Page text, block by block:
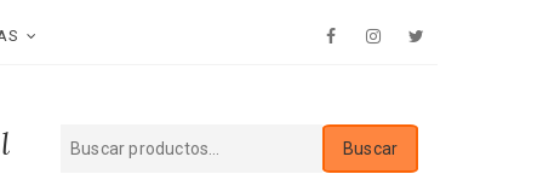
FacebookInstagram
Buscar